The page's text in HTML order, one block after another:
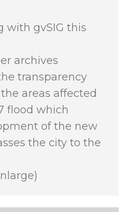
with gvSIG this
archives
transparency
areas affected
flood which
of the new
the city to the